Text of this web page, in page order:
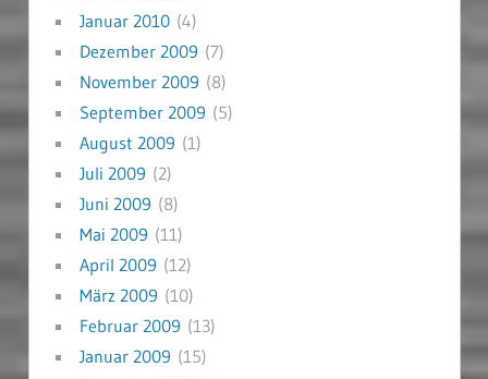
Januar 2010(4)
Dezember 2009 (7)
November 2009 (8)
September 2009 (5)
August 2009 (1)
Juli 2009 (2)
Juni 2009 (8)
Mai 2009 (11)
April 2009 (12)
März 2009 (10)
Februar 2009 (13)
Januar 2009 (15)